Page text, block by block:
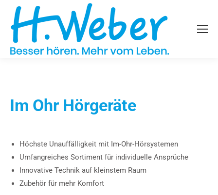
Im Ohr Hörgeräte
Höchste Unauffälligkeit mit Im-Ohr-Hörsystemen
Umfangreiches Sortiment für individuelle Ansprüche
Innovative Technik auf kleinstem Raum
Zubehör für mehr Komfort